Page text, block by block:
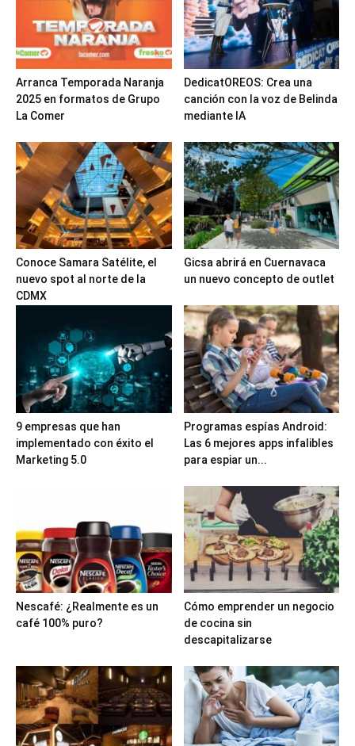
Arranca Temporada Naranja
2025 en formatos de Grupo
La Comer
DedicatOREOS: Crea una
canción con la voz de Belinda
mediante IA
Conoce Samara Satélite, el
nuevo spot al norte de la
CDMX
Gicsa abrirá en Cuernavaca
un nuevo concepto de outlet
9 empresas que han
implementado con éxito el
Marketing 5.0
Programas espías Android:
Las 6 mejores apps infalibles
para espiar un...
Nescafé: ¿Realmente es un
café 100% puro?
Cómo emprender un negocio
de cocina sin
descapitalizarse